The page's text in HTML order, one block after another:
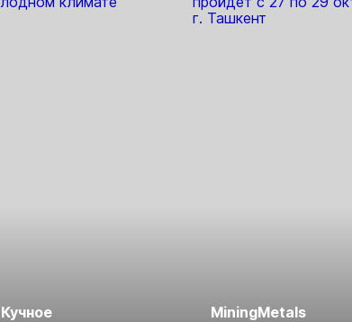
Кучное
MiningMetals